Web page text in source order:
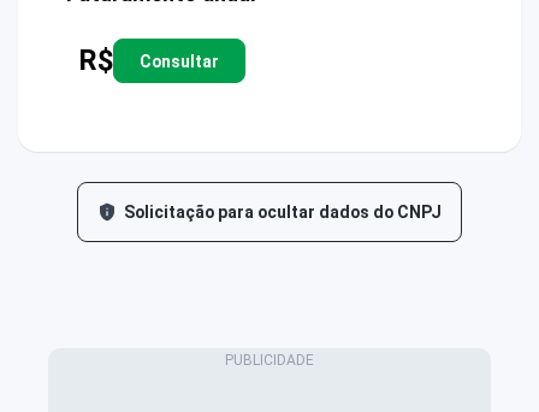
R$ Consultar
Solicitação para ocultar dados do CNPJ